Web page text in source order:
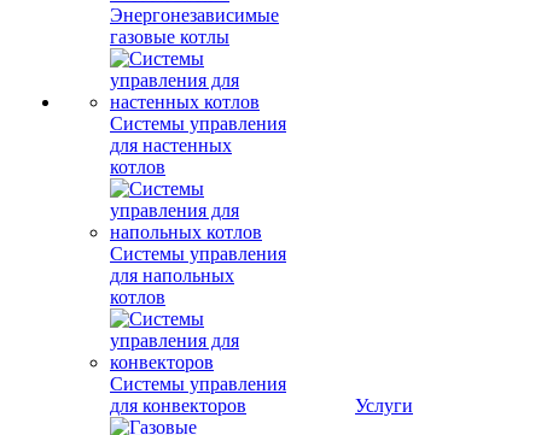
Энергонезависимые
газовые котлы
Системы управления
для настенных
котлов
Системы управления
для напольных
котлов
Системы управления
для конвекторов
Услуги